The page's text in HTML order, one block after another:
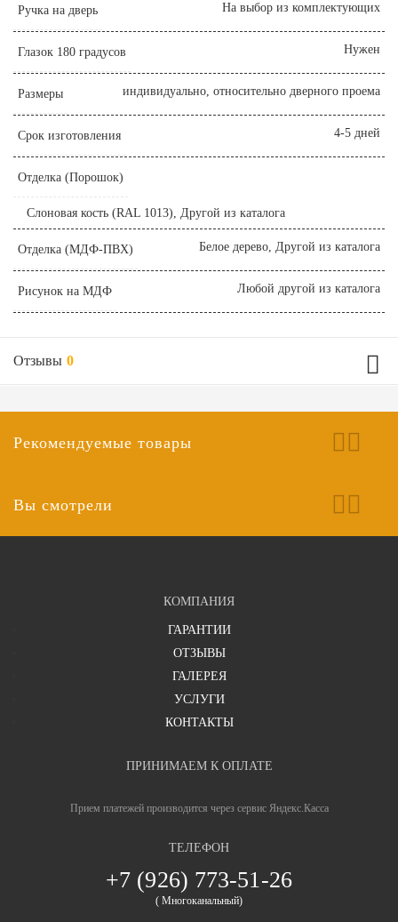
Ручка на дверь На выбор из комплектующих
Глазок 180 градусов Нужен
Размеры индивидуально, относительно дверного проема
Срок изготовления 4-5 дней
Отделка (Порошок)
Слоновая кость (RAL 1013), Другой из каталога
Отделка (МДФ-ПВХ) Белое дерево, Другой из каталога
Рисунок на МДФ Любой другой из каталога
Отзывы 0
Рекомендуемые товары
Вы смотрели
КОМПАНИЯ
ГАРАНТИИ
ОТЗЫВЫ
ГАЛЕРЕЯ
УСЛУГИ
КОНТАКТЫ
ПРИНИМАЕМ К ОПЛАТЕ
Прием платежей производится через сервис Яндекс.Касса
ТЕЛЕФОН
+7 (926) 773-51-26
( Многоканальный)